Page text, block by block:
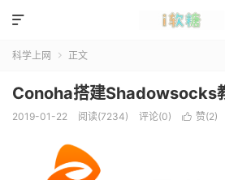

科学上网  正文
Conoha搭建Shadowsocks
2019-01-22 阅读(7234) 评论(0)  赞(2)